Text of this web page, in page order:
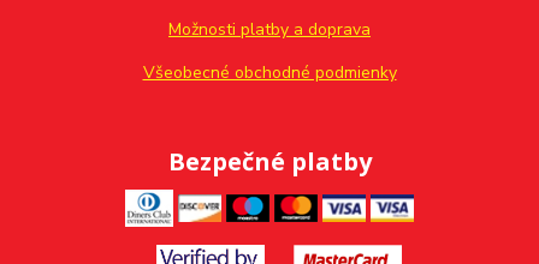
Možnosti platby a doprava
Všeobecné obchodné podmienky
Bezpečné platby